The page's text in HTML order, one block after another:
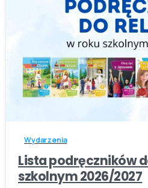
Wydarzenia
Lista podręczników
szkolnym 2026/2027